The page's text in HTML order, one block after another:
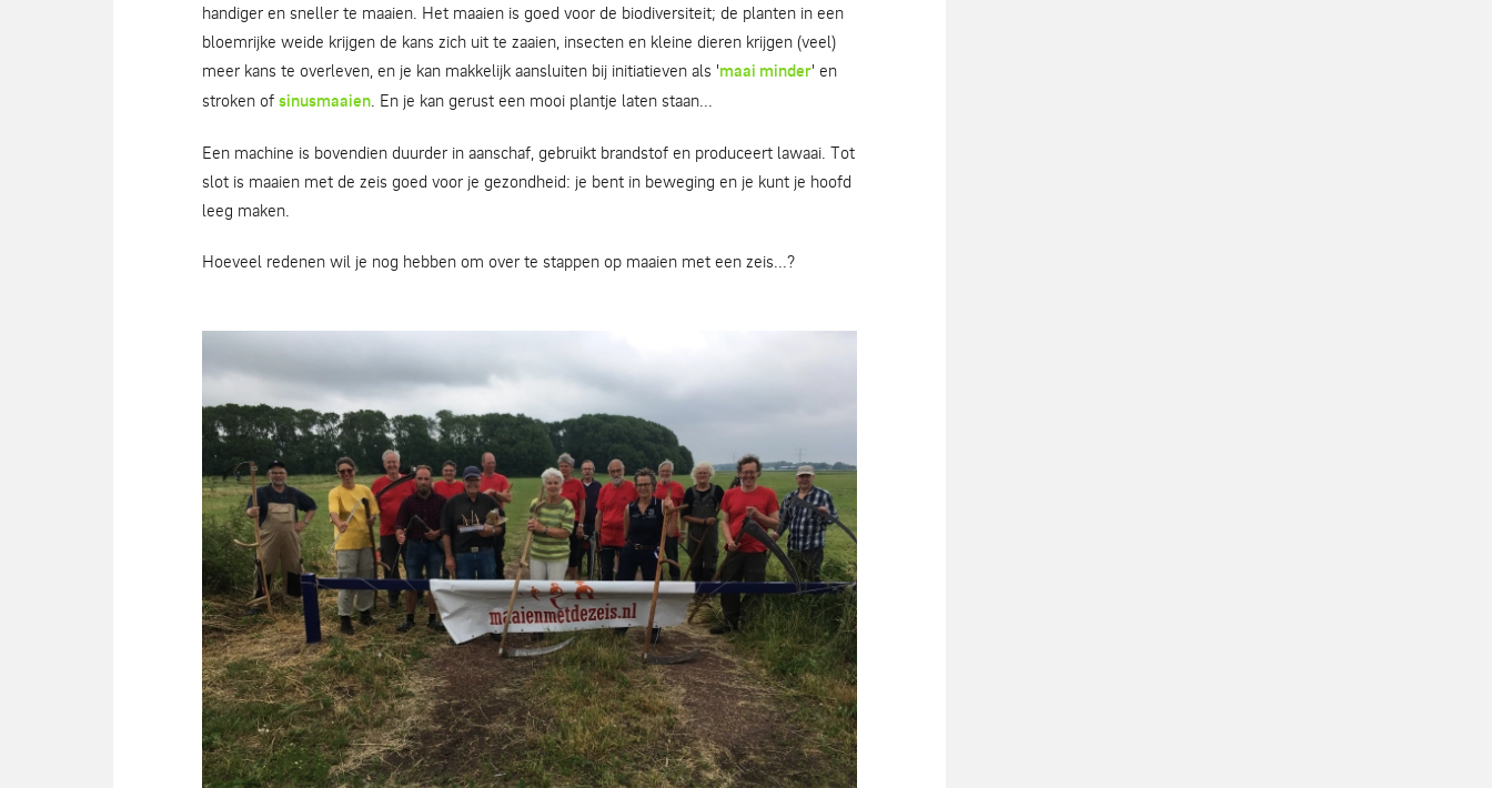
handiger en sneller te maaien. Het maaien is goed voor de biodiversiteit; de planten in een
bloemrijke weide krijgen de kans zich uit te zaaien, insecten en kleine dieren krijgen (veel)
meer kans te overleven, en je kan makkelijk aansluiten bij initiatieven als 'maai minder' en
stroken of sinusmaaien. En je kan gerust een mooi plantje laten staan...
Een machine is bovendien duurder in aanschaf, gebruikt brandstof en produceert lawaai. Tot
slot is maaien met de zeis goed voor je gezondheid: je bent in beweging en je kunt je hoofd
leeg maken.
Hoeveel redenen wil je nog hebben om over te stappen op maaien met een zeis...?